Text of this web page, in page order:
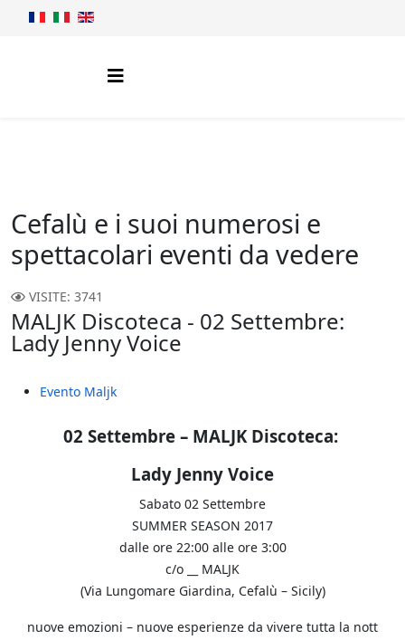
Cefalù e i suoi numerosi e
spettacolari eventi da vedere
VISITE: 3741
MALJK Discoteca - 02 Settembre:
Lady Jenny Voice
Evento Maljk
02 Settembre – MALJK Discoteca:
Lady Jenny Voice
Sabato 02 Settembre
SUMMER SEASON 2017
dalle ore 22:00 alle ore 3:00
c/o __ MALJK
(Via Lungomare Giardina, Cefalù – Sicily)
nuove emozioni – nuove esperienze da vivere tutta la nott